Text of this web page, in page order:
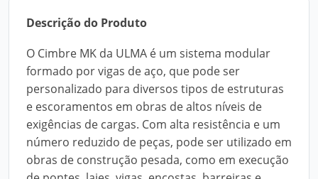
Descrição do Produto
O Cimbre MK da ULMA é um sistema modular
formado por vigas de aço, que pode ser
personalizado para diversos tipos de estruturas
e escoramentos em obras de altos níveis de
exigências de cargas. Com alta resistência e um
número reduzido de peças, pode ser utilizado em
obras de construção pesada, como em execução